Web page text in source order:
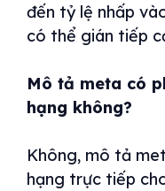
đến tỷ lệ nhấp
có thể gián tiếp
Mô tả meta có
hạng không?
Không, mô tả
hạng trực tiếp